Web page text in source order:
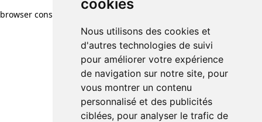
cookies
Nous utilisons des cookies et
d'autres technologies de suivi
pour améliorer votre expérience
de navigation sur notre site, pour
vous montrer un contenu
personnalisé et des publicités
ciblées, pour analyser le trafic de
browser console for more information)